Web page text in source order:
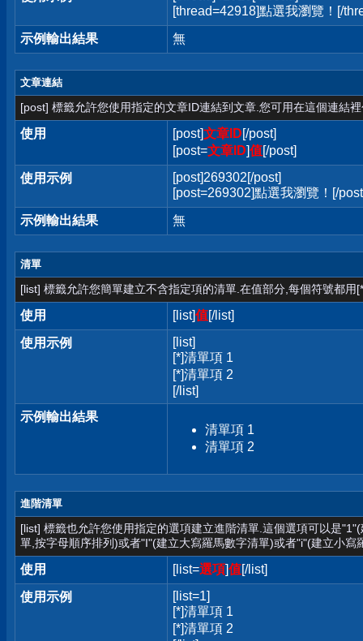
[thread=42918]點選我瀏覽！[/
示例輸出結果
無
文章連結
[post] 標籤允許您使用指定的文章ID連結到文章.您可用在這個連結
使用 [post]文章ID[/post]
[post=文章ID]值[/post]
使用示例
[post]269302[/post]
[post=269302]點選我瀏覽！[/
示例輸出結果
無
清單
[list] 標籤允許您簡單建立不含指定項的清單.在值部分,每個符號都用
使用 [list]值[/list]
使用示例
[list]
[*]清單項 1
[*]清單項 2
[/list]
示例輸出結果
清單項 1
清單項 2
進階清單
[list] 標籤也允許您使用指定的選項建立進階清單.這個選項可以是
單,按字母順序排列)或者"I"(建立大寫羅馬數字清單)或者"i"(建立小寫
使用 [list=選項]值[/list]
使用示例
[list=1]
[*]清單項 1
[*]清單項 2